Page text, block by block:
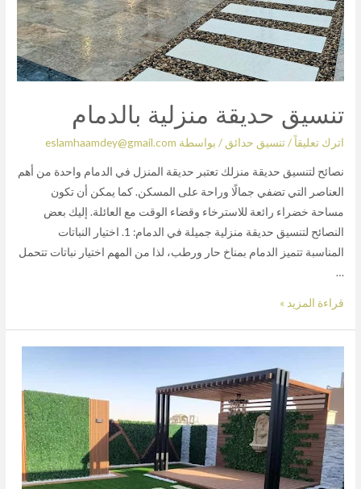
تنسيق حديقة منزلية بالدمام
اترك تعليقاً/تنسيق حدائق / بواسطة eslamhaamdey@gmail.com
نصائح لتنسيق حديقة منزلك تعتبر حديقة المنزل في الدمام واحدة من أهم
العناصر التي تضفي جمالًا وراحة على المسكن. كما يمكن أن تكون
مساحة خضراء رائعة للاسترخاء وقضاء الوقت مع العائلة. إليك بعض
النصائح لتنسيق حديقة منزلية جميلة في الدمام: 1. اختيار النباتات
المناسبة تتميز الدمام بمناخ حار ورطب، لذا من المهم اختيار نباتات تتحمل
…
قراءة المزيد »